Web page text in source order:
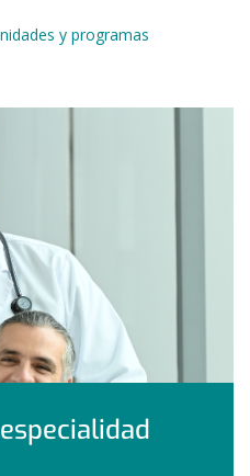
y programas